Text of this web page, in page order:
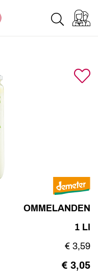
OMMELANDEN
1 LI
€ 3,59
€ 3,05